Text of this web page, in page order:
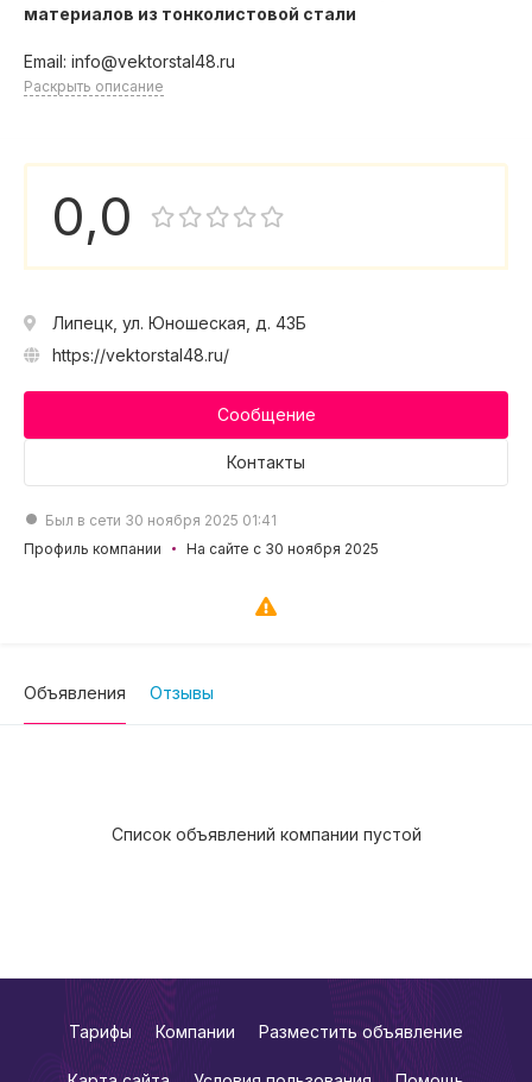
материалов из тонколистовой стали
Email: info@vektorstal48.ru
Раскрыть описание
0,0
Липецк, ул. Юношеская, д. 43Б
https://vektorstal48.ru/
Сообщение
Контакты
Был в сети 30 ноября 2025 01:41
Профиль компании
На сайте с 30 ноября 2025
Объявления Отзывы
Список объявлений компании пустой
Тарифы Компании Разместить объявление